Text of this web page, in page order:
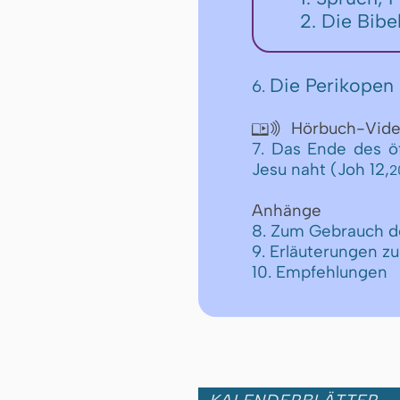
2. Die
6. Die

Hörbuch-
7. Das Ende des
Jesu naht (Joh 12,
Anhänge
8. Zum Gebrauch
9. Erläuterungen
10. Empfehlungen